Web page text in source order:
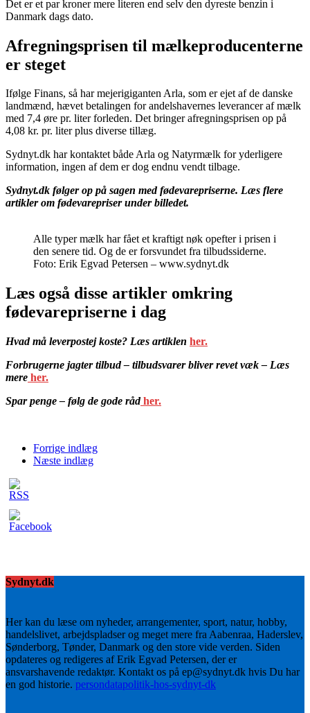
Det er et par kroner mere literen end selv den dyreste benzin i
Danmark dags dato.
Afregningsprisen til mælkeproducenterne
er steget
Ifølge Finans, så har mejerigiganten Arla, som er ejet af de danske
landmænd, hævet betalingen for andelshavernes leverancer af mælk
med 7,4 øre pr. liter forleden. Det bringer afregningsprisen op på
4,08 kr. pr. liter plus diverse tillæg.
Sydnyt.dk har kontaktet både Arla og Natyrmælk for yderligere
information, ingen af dem er dog endnu vendt tilbage.
Sydnyt.dk følger op på sagen med fødevarepriserne. Læs flere
artikler om fødevarepriser under billedet.
Alle typer mælk har fået et kraftigt nøk opefter i prisen i
den senere tid. Og de er forsvundet fra tilbudssiderne.
Foto: Erik Egvad Petersen – www.sydnyt.dk
Læs også disse artikler omkring
fødevarepriserne i dag
Hvad må leverpostej koste? Læs artiklen her.
Forbrugerne jagter tilbud – tilbudsvarer bliver revet væk – Læs
mere her.
Spar penge – følg de gode rådher.
Forrige indlæg
Næste indlæg
Sydnyt.dk
Her kan du læse om nyheder, arrangementer, sport, natur, hobby,
handelslivet, arbejdspladser og meget mere fra Aabenraa, Haderslev,
Sønderborg, Tønder, Danmark og den store vide verden. Siden
opdateres og redigeres af Erik Egvad Petersen, der er
ansvarshavende redaktør. Kontakt os på ep@sydnyt.dk hvis Du har
en god historie. persondatapolitik-hos-sydnyt-dk